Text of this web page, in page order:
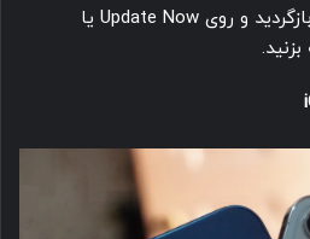
سپس به صفحه قبل بازگردید و روی Update Now یا